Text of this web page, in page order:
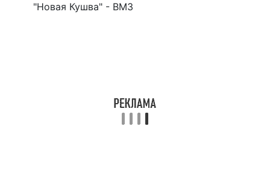
"Новая Кушва" - ВМЗ